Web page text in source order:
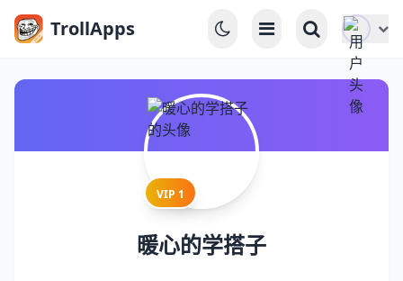
TrollApps
VIP 1
暖心的学搭子